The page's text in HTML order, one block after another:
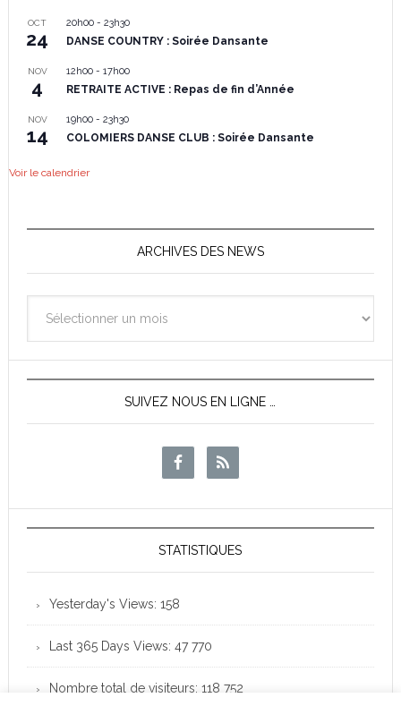
OCT
24
20h00- 23h30
DANSE COUNTRY : Soirée Dansante
NOV
4
12h00- 17h00
RETRAITE ACTIVE : Repas de fin d’Année
NOV
14
19h00- 23h30
COLOMIERS DANSE CLUB : Soirée Dansante
Voir le calendrier
ARCHIVES DES NEWS
des
News
SUIVEZ NOUS EN LIGNE …
STATISTIQUES
Yesterday's Views: 158
Last 365 Days Views: 47 770
Nombre total de visiteurs: 118 752